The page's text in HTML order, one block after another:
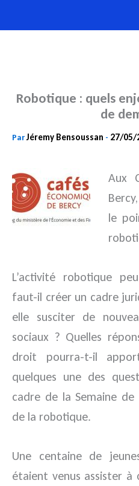
au
Robotique : quels
de
ParJéremy Bensoussan - 27/05/
Aux
Bercy,
le
L’activité robotique
faut-il créer un cadre
elle susciter de
sociaux ? Quelles
droit pourra-t-il
quelques une des
cadre de la Semaine
de la robotique.
Une centaine de
étaient venus assister à